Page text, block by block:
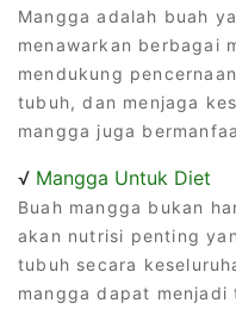
Mangga adalah buah
menawarkan berbagai
mendukung
tubuh, dan menjaga
mangga juga
√ Mangga Untuk Diet
Buah mangga bukan
akan nutrisi penting
tubuh secara
mangga dapat menjadi